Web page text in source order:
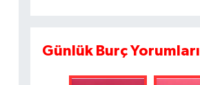
Günlük Burç Yorumları